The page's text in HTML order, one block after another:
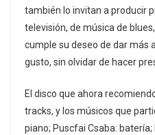
también lo invitan a producir
televisión, de música de
cumple su deseo de dar más
gusto, sin olvidar de hacer
El disco que ahora
tracks, y los músicos que
piano; Puscfai Csaba: